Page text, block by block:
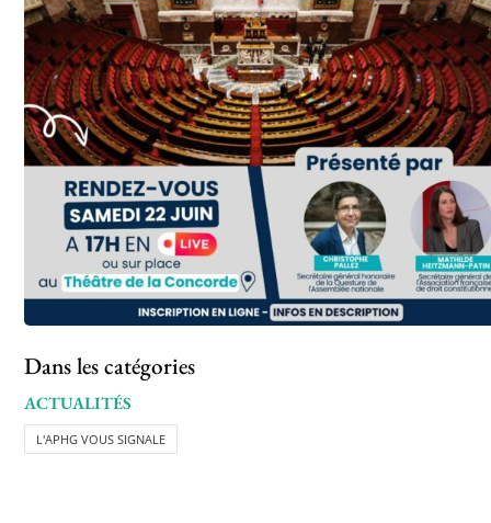
Dans les catégories
ACTUALITÉS
L'APHG VOUS SIGNALE